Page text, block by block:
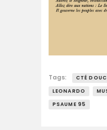
Tags:
CTÉ
LEONARDO
PSAUME 95